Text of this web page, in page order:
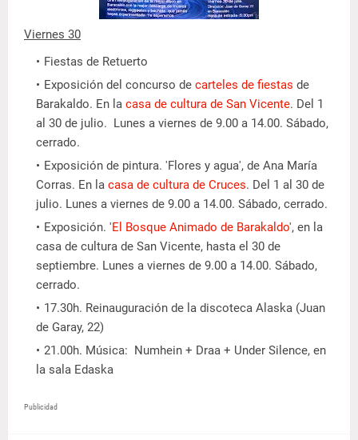
Viernes 30
Fiestas de Retuerto
Exposición del concurso de carteles de fiestas de
Barakaldo. En la casa de cultura de San Vicente. Del 1
al 30 de julio. Lunes a viernes de 9.00 a 14.00. Sábado,
cerrado.
Exposición de pintura. 'Flores y agua', de Ana María
Corras. En la casa de cultura de Cruces. Del 1 al 30 de
julio. Lunes a viernes de 9.00 a 14.00. Sábado, cerrado.
Exposición. 'El Bosque Animado de Barakaldo', en la
casa de cultura de San Vicente, hasta el 30 de
septiembre. Lunes a viernes de 9.00 a 14.00. Sábado,
cerrado.
17.30h. Reinauguración de la discoteca Alaska (Juan
de Garay, 22)
21.00h. Música: Numhein + Draa + Under Silence, en
la sala Edaska
Publicidad